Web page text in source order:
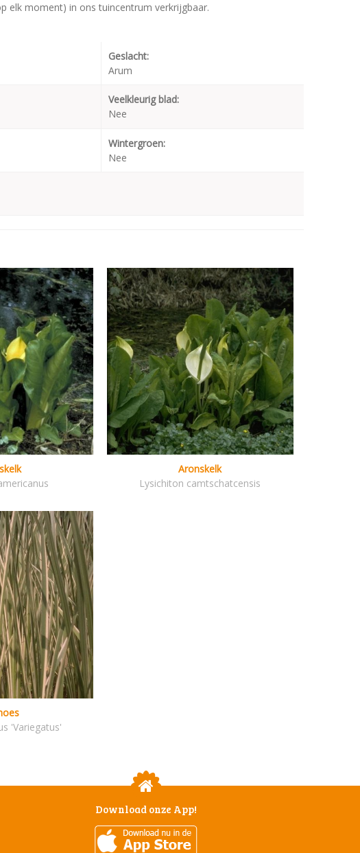
elk moment) in ons tuincentrum verkrijgbaar.
Geslacht:
Arum
Veelkleurig blad:
Nee
Wintergroen:
Nee
Aronskelk
Lysichiton camtschatcensis
'Variegatus'
Download onze App!